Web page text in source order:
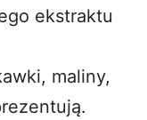
ekstraktu
maliny,